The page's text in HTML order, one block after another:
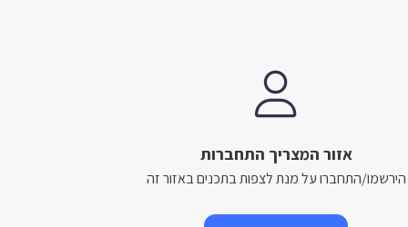
אזור המצריך התחברות
הירשמו/התחברו על מנת לצפות בתכנים באזור זה